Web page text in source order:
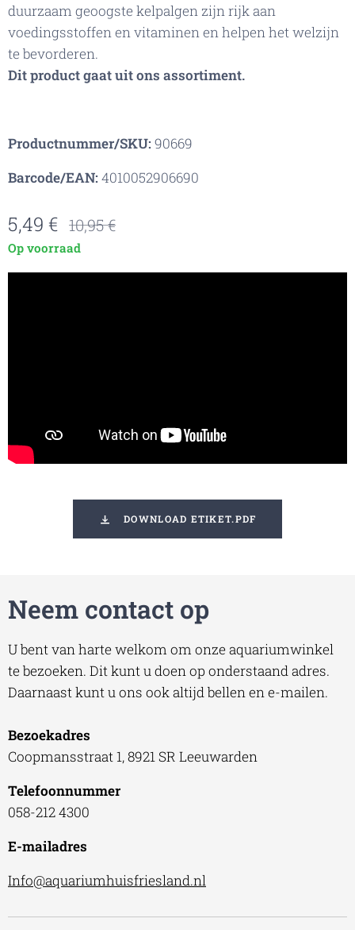
duurzaam geoogste kelpalgen zijn rijk aan
voedingsstoffen en vitaminen en helpen het welzijn
te bevorderen.
Dit product gaat uit ons assortiment.
Productnummer/SKU:90669
Barcode/EAN:4010052906690
5,49 € 10,95€
Op voorraad
DOWNLOAD ETIKET.PDF
Neem contact op
U bent van harte welkom om onze aquariumwinkel
te bezoeken. Dit kunt u doen op onderstaand adres.
Daarnaast kunt u ons ook altijd bellen en e-mailen.
Bezoekadres
Coopmansstraat 1, 8921 SR Leeuwarden
Telefoonnummer
058-212 4300
E-mailadres
Info@aquariumhuisfriesland.nl